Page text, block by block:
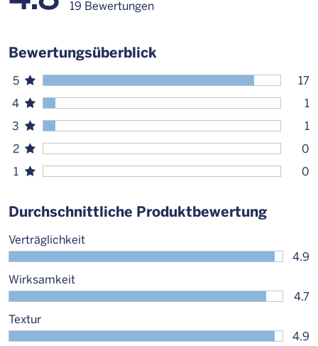
19 Bewertungen
Bewertungsüberblick
5
17
4
1
3
1
2
0
1
0
Durchschnittliche Produktbewertung
Verträglichkeit
4.9
Wirksamkeit
4.7
Textur
4.9